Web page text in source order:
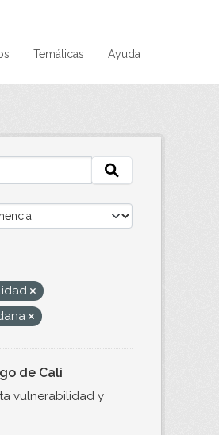
Temáticas Ayuda
de Cali
vulnerabilidad y